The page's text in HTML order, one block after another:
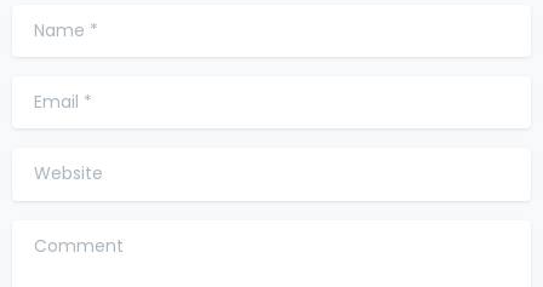
Name*
Email*
Website
Comment